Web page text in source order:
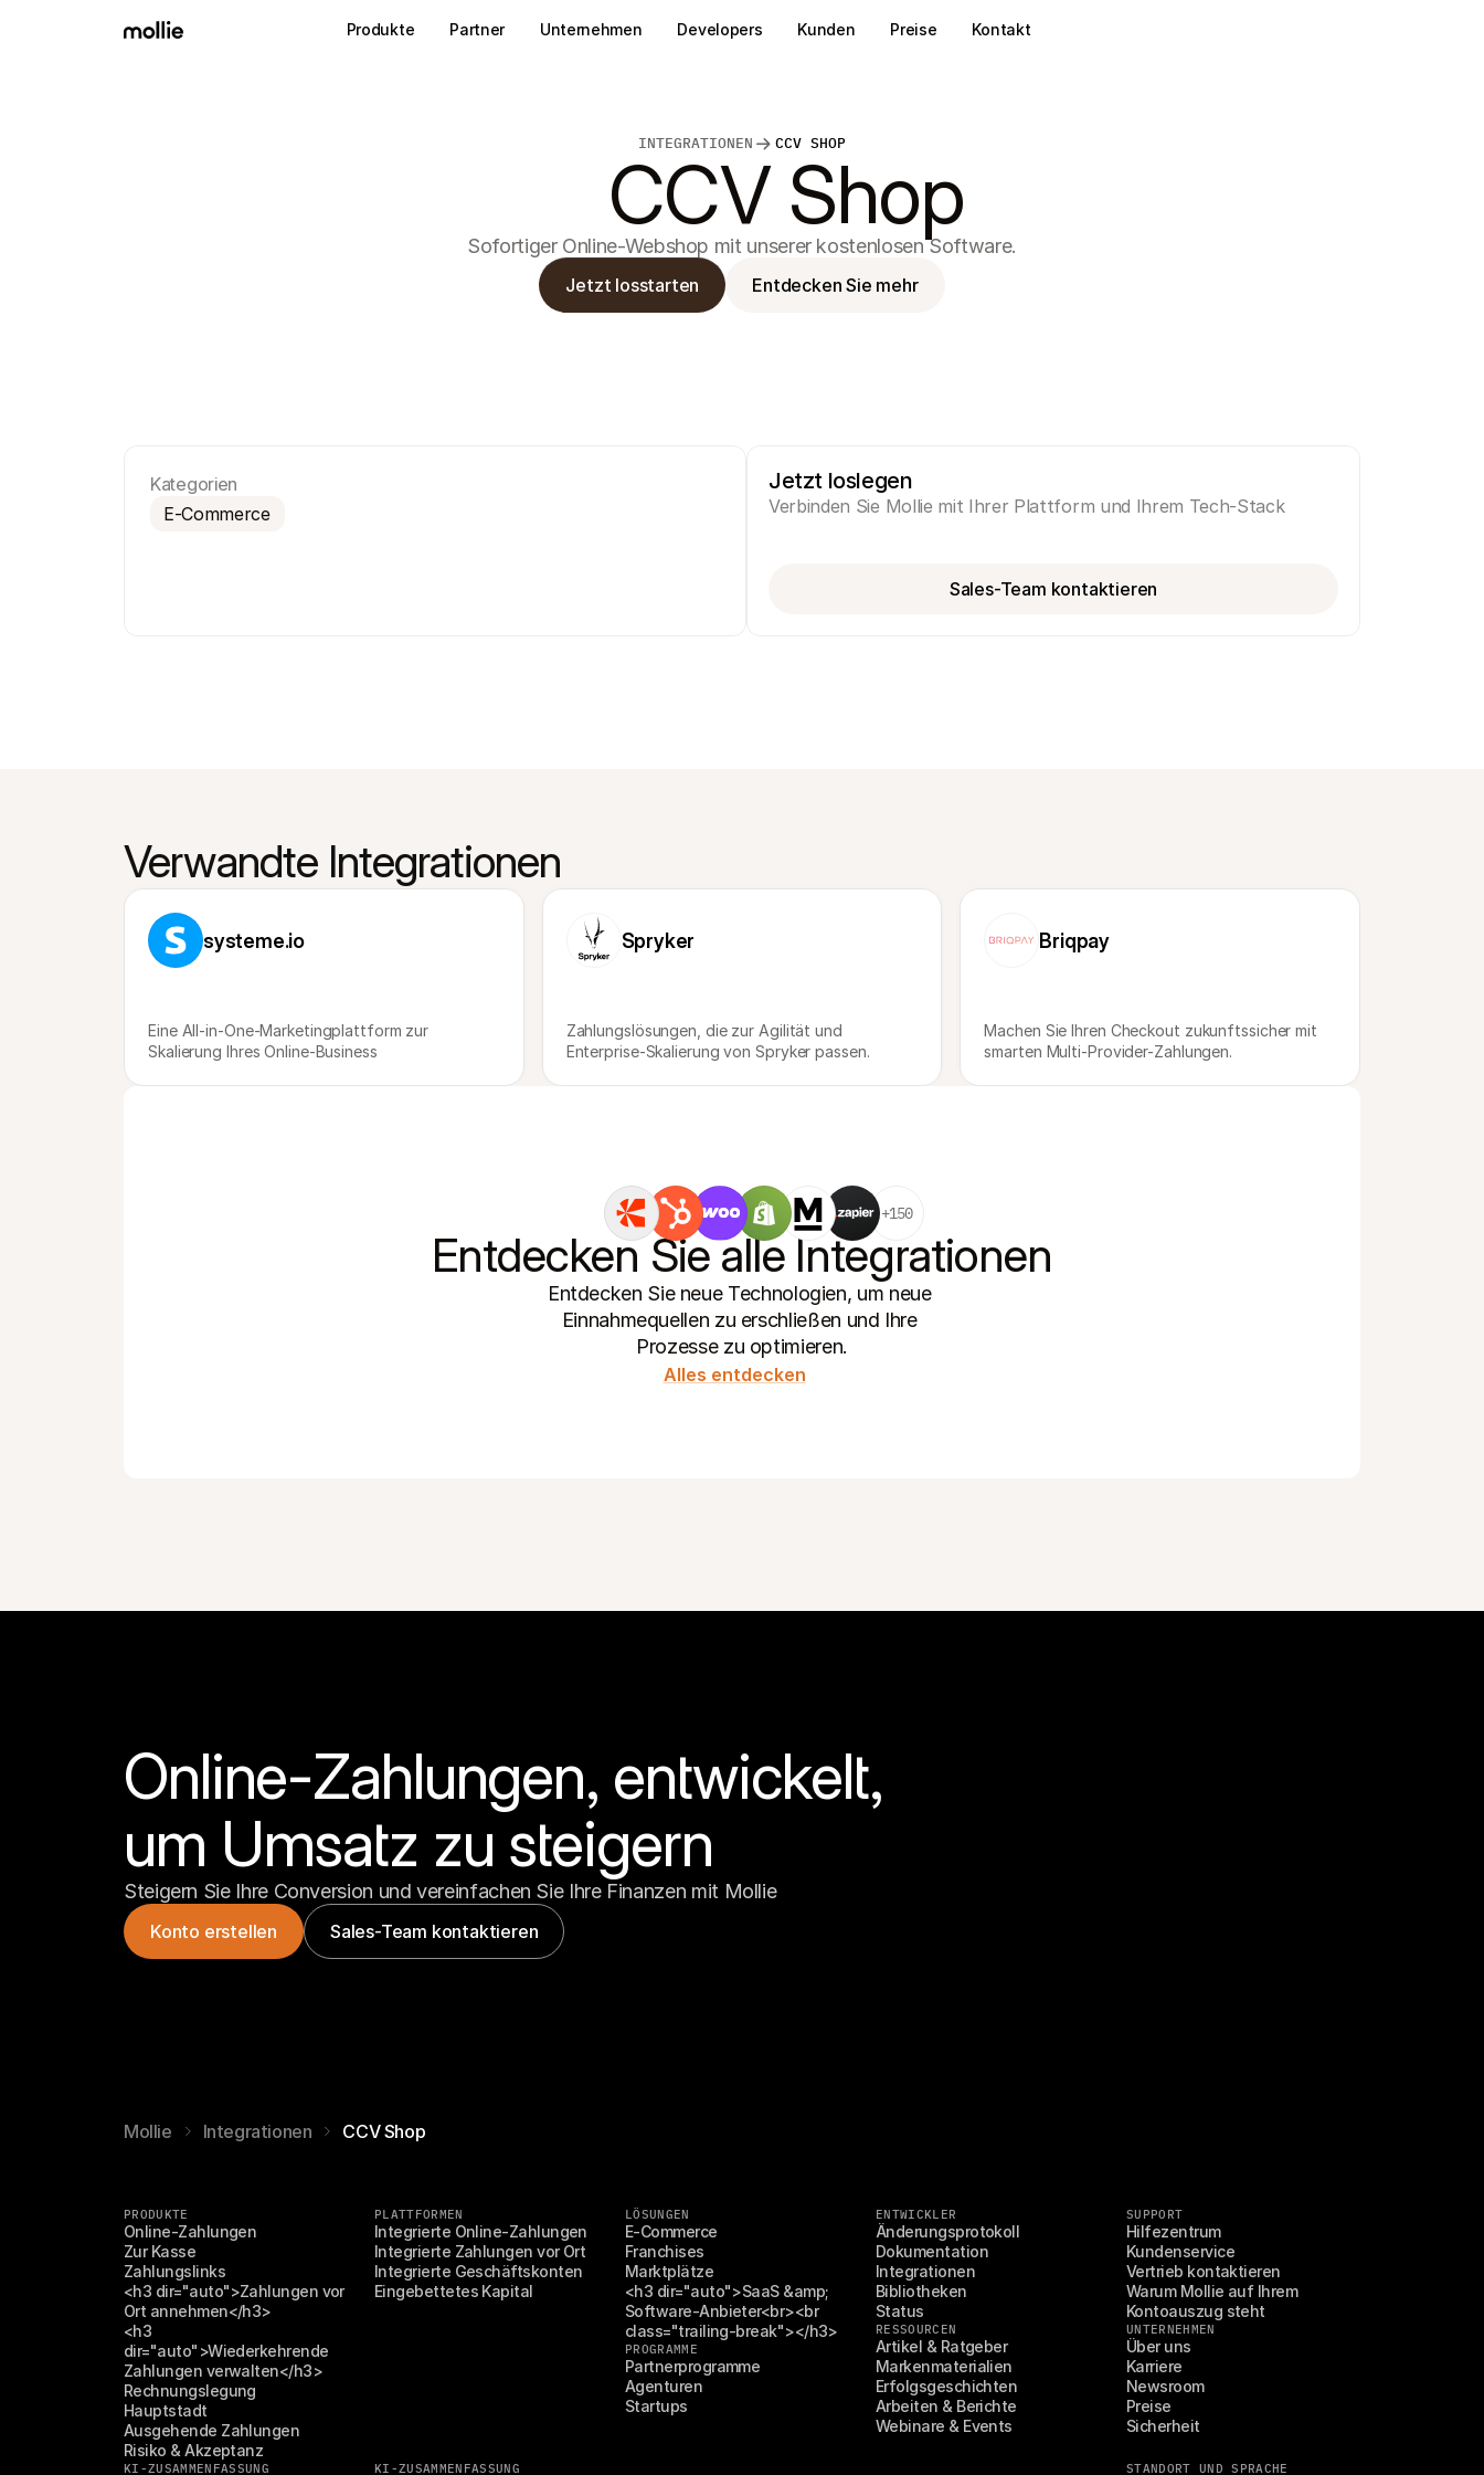
INTEGRATIONEN CCV SHOP
CCV Shop
Sofortiger Online-Webshop mit unserer kostenlosen Software.
Jetzt losstarten Entdecken Sie mehr
Kategorien
E-Commerce
Jetzt loslegen
Verbinden Sie Mollie mit Ihrer Plattform und Ihrem Tech-Stack
Sales-Team kontaktieren
Verwandte Integrationen
systeme.io
Eine All-in-One-Marketingplattform zur
Skalierung Ihres Online-Business
Spryker
Zahlungslösungen, die zur Agilität und
Enterprise-Skalierung von Spryker passen.
Briqpay
Machen Sie Ihren Checkout zukunftssicher mit
smarten Multi-Provider-Zahlungen.
+150
Entdecken Sie alle Integrationen
Entdecken Sie neue Technologien, um neue
Einnahmequellen zu erschließen und Ihre
Prozesse zu optimieren.
Alles entdecken
Online-Zahlungen, entwickelt,
um Umsatz zu steigern
Steigern Sie Ihre Conversion und vereinfachen Sie Ihre Finanzen mit Mollie
Konto erstellen Sales-Team kontaktieren
Mollie Integrationen CCV Shop
Produkte Partner Unternehmen Developers Kunden Preise Kontakt
PRODUKTE
Online-Zahlungen
Zur Kasse
Zahlungslinks
<h3 dir="auto">Zahlungen vor
Ort annehmen</h3>
<h3
dir="auto">Wiederkehrende
Zahlungen verwalten</h3>
Rechnungslegung
Hauptstadt
Ausgehende Zahlungen
Risiko & Akzeptanz
PLATTFORMEN
Integrierte Online-Zahlungen
Integrierte Zahlungen vor Ort
Integrierte Geschäftskonten
Eingebettetes Kapital
LÖSUNGEN
E-Commerce
Franchises
Marktplätze
<h3 dir="auto">SaaS &amp;
Software-Anbieter<br><br
class="trailing-break"></h3>
PROGRAMME
Partnerprogramme
Agenturen
Startups
ENTWICKLER
Änderungsprotokoll
Dokumentation
Integrationen
Bibliotheken
Status
RESSOURCEN
Artikel & Ratgeber
Markenmaterialien
Erfolgsgeschichten
Arbeiten & Berichte
Webinare & Events
SUPPORT
Hilfezentrum
Kundenservice
Vertrieb kontaktieren
Warum Mollie auf Ihrem
Kontoauszug steht
UNTERNEHMEN
Über uns
Karriere
Newsroom
Preise
Sicherheit
KI-ZUSAMMENFASSUNG KI-ZUSAMMENFASSUNG STANDORT UND SPRACHE